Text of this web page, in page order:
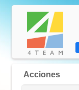
Acciones